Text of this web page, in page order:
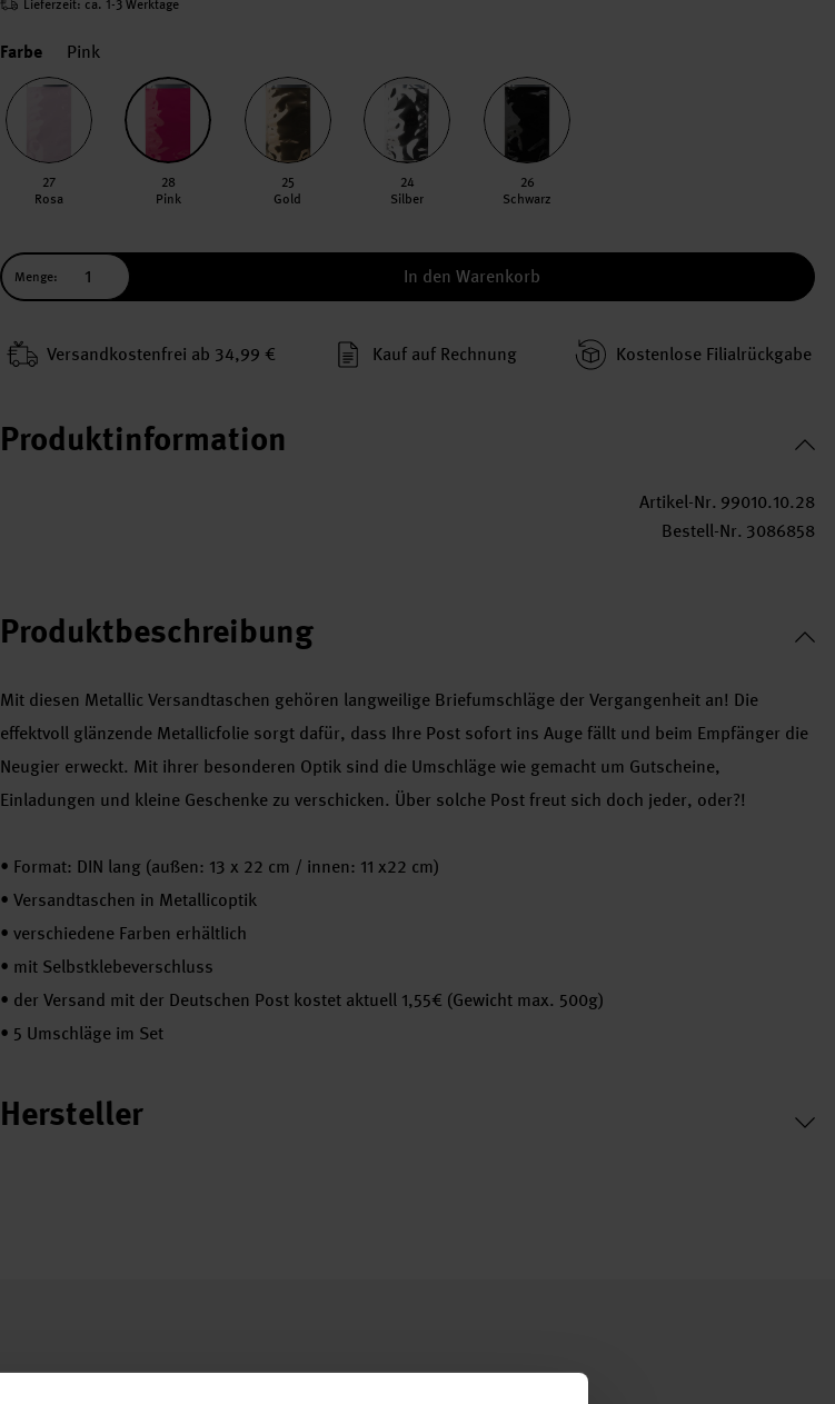
Lieferzeit: ca. 1-3 Werktage
Farbe Pink
27
Rosa
28
Pink
25
Gold
24
Silber
26
Schwarz
Menge: In den Warenkorb
Versand­kosten­frei ab 34,99 € Kauf auf Rechnung Kosten­lose Filial­rückgabe
Produktinformation
Artikel-Nr. 99010.10.28
Bestell-Nr. 3086858
Produktbeschreibung
Mit diesen Metallic Versandtaschen gehören langweilige Briefumschläge der Vergangenheit an! Die
effektvoll glänzende Metallicfolie sorgt dafür, dass Ihre Post sofort ins Auge fällt und beim Empfänger die
Neugier erweckt. Mit ihrer besonderen Optik sind die Umschläge wie gemacht um Gutscheine,
Einladungen und kleine Geschenke zu verschicken. Über solche Post freut sich doch jeder, oder?!
• Format: DIN lang (außen: 13 x 22 cm / innen: 11 x22 cm)
• Versandtaschen in Metallicoptik
• verschiedene Farben erhältlich
• mit Selbstklebeverschluss
• der Versand mit der Deutschen Post kostet aktuell 1,55€ (Gewicht max. 500g)
• 5 Umschläge im Set
Hersteller